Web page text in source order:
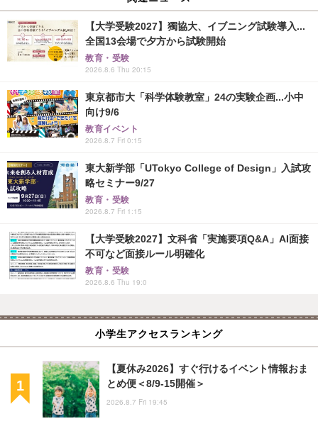
【大学受験2027】獨協大、イブニング試験導入...
全国13会場で夕方から試験開始
教育・受験
2026.8.6 Thu 20:15
東京都市大「科学体験教室」24の実験企画...小中
向け9/6
教育イベント
2026.8.7 Fri 0:15
東大新学部「UTokyo College of Design」入試攻
略セミナー9/27
教育・受験
2026.8.7 Fri 1:15
【大学受験2027】文科省「実施要項Q&A」AI面接
不可など面接ルール明確化
教育・受験
2026.8.6 Thu 19:0
小学生アクセスランキング
【夏休み2026】すぐ行けるイベント情報おま
とめ便＜8/9-15開催＞
2026.8.7 Fri 19:45